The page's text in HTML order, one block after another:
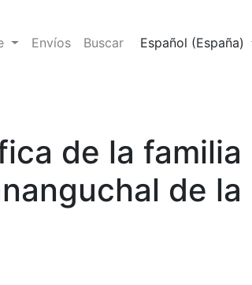
de la Amazonía colombiana
Envíos Buscar Cambiar el idioma.
Español (España)
de la familia
de la